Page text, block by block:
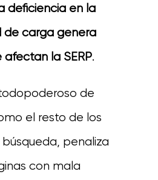
deficiencia en la
de carga genera
afectan la SERP.
de
el resto de los
penaliza
con mala